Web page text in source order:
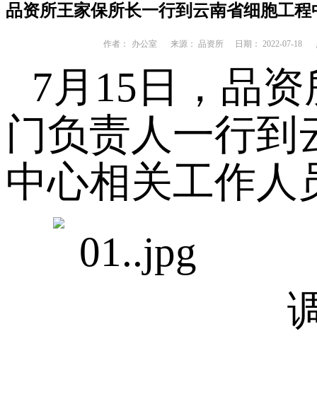
品资所王家保所长一行到云南省细胞工程
作者： 办公室 来源： 品资所 日期： 2022-07-18
7月15日，品
门负责人一行到
中心相关工作人